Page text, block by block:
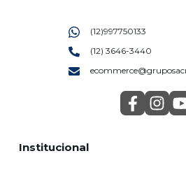
Institucional
(12)997750133
(12) 3646-3440